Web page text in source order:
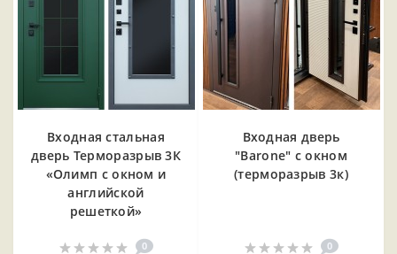
Входная cтальная
дверь Терморазрыв 3К
«Олимп с окном и
английской
решеткой»
0
Входная дверь
"Barone" с окном
(терморазрыв 3к)
0